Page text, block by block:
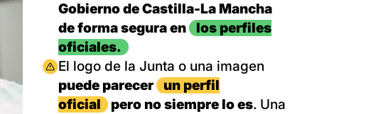
Gobierno de Castilla-La Mancha
de forma segura en
los perfiles
oficiales.
Imagen
El logo de la Junta o una imagen
puede parecer
un perfil
oficial
pero no siempre lo es. Una